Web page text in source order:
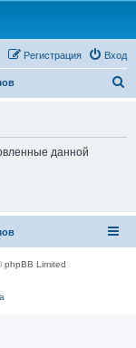
Вход
Регистрация
данной
phpBB Limited